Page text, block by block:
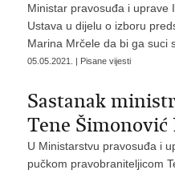
Ministar pravosuđa i uprave
Ustava u dijelu o izboru
Marina Mrčele da bi ga suci
05.05.2021. | Pisane vijesti
Sastanak
Tene
U Ministarstvu pravosuđa i
pučkom pravobraniteljicom